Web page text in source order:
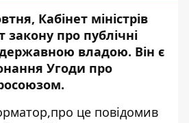
Кабінет міністрів
закону про публічні
державною владою. Він є
Угоди про
про це повідомив